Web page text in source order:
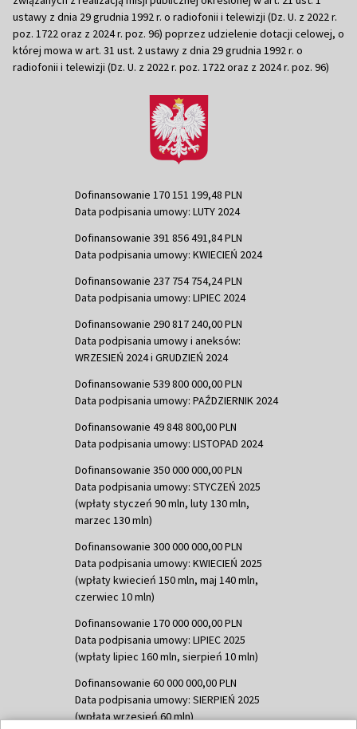
ustawy z dnia 29 grudnia 1992 r. o radiofonii i telewizji (Dz. U. z 2022 r.
poz. 1722 oraz z 2024 r. poz. 96) poprzez udzielenie dotacji celowej, o
której mowa w art. 31 ust. 2 ustawy z dnia 29 grudnia 1992 r. o
radiofonii i telewizji (Dz. U. z 2022 r. poz. 1722 oraz z 2024 r. poz. 96)
Dofinansowanie 170 151 199,48 PLN
Data podpisania umowy: LUTY 2024
Dofinansowanie 391 856 491,84 PLN
Data podpisania umowy: KWIECIEŃ 2024
Dofinansowanie 237 754 754,24 PLN
Data podpisania umowy: LIPIEC 2024
Dofinansowanie 290 817 240,00 PLN
Data podpisania umowy i aneksów:
WRZESIEŃ 2024 i GRUDZIEŃ 2024
Dofinansowanie 539 800 000,00 PLN
Data podpisania umowy: PAŹDZIERNIK 2024
Dofinansowanie 49 848 800,00 PLN
Data podpisania umowy: LISTOPAD 2024
Dofinansowanie 350 000 000,00 PLN
Data podpisania umowy: STYCZEŃ 2025
(wpłaty styczeń 90 mln, luty 130 mln,
marzec 130 mln)
Dofinansowanie 300 000 000,00 PLN
Data podpisania umowy: KWIECIEŃ 2025
(wpłaty kwiecień 150 mln, maj 140 mln,
czerwiec 10 mln)
Dofinansowanie 170 000 000,00 PLN
Data podpisania umowy: LIPIEC 2025
(wpłaty lipiec 160 mln, sierpień 10 mln)
Dofinansowanie 60 000 000,00 PLN
Data podpisania umowy: SIERPIEŃ 2025
(wpłata wrzesień 60 mln)